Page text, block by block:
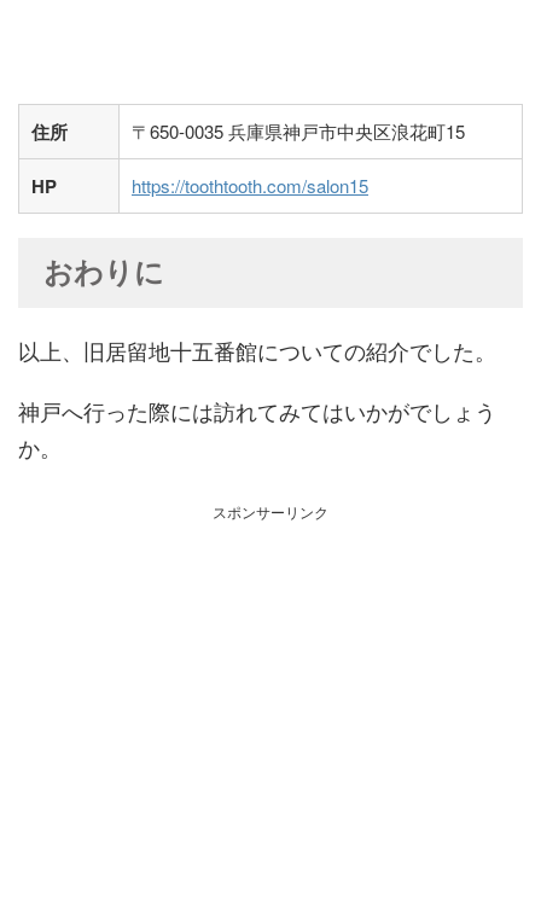
住所 〒650-0035 兵庫県神戸市中央区浪花町15
HP https://toothtooth.com/salon15
おわりに
以上、旧居留地十五番館についての紹介でした。
神戸へ行った際には訪れてみてはいかがでしょう
か。
スポンサーリンク